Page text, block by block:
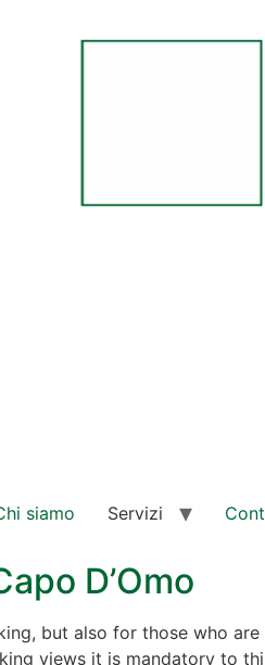
siamo Servizi
D’Omo
but also for those who
views it is mandatory to